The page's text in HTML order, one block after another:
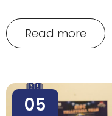
Read more
05